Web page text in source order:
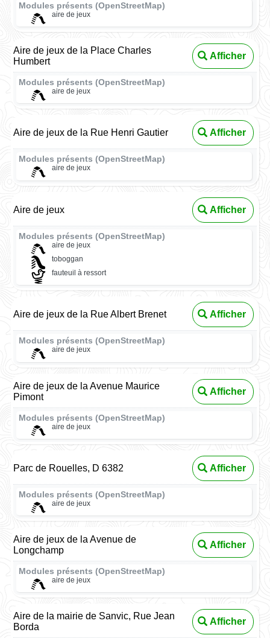
Modules présents (OpenStreetMap)
aire de jeux
Aire de jeux de la Place Charles
Humbert
Afficher
Modules présents (OpenStreetMap)
aire de jeux
Aire de jeux de la Rue Henri Gautier Afficher
Modules présents (OpenStreetMap)
aire de jeux
Aire de jeux Afficher
Modules présents (OpenStreetMap)
aire de jeux
toboggan
fauteuil à ressort
Aire de jeux de la Rue Albert Brenet Afficher
Modules présents (OpenStreetMap)
aire de jeux
Aire de jeux de la Avenue Maurice
Pimont
Afficher
Modules présents (OpenStreetMap)
aire de jeux
Parc de Rouelles, D 6382 Afficher
Modules présents (OpenStreetMap)
aire de jeux
Aire de jeux de la Avenue de
Longchamp
Afficher
Modules présents (OpenStreetMap)
aire de jeux
Aire de la mairie de Sanvic, Rue Jean
Borda
Afficher